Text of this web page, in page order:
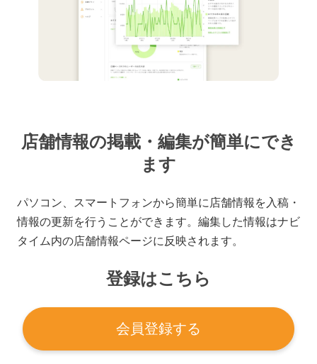
店舗情報の掲載・編集が簡単にでき
ます
パソコン、スマートフォンから簡単に店舗情報を入稿・
情報の更新を行うことができます。編集した情報はナビ
タイム内の店舗情報ページに反映されます。
登録はこちら
会員登録する